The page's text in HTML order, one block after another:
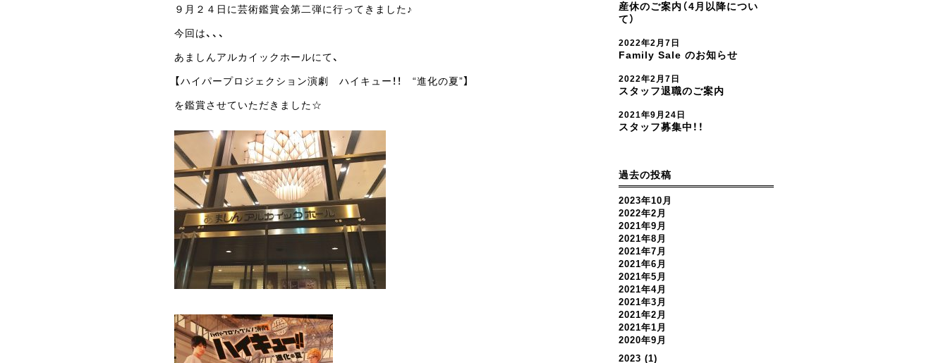
９月２４日に芸術鑑賞会第二弾に行ってきました♪
今回は、、、
あましんアルカイックホールにて、
【ハイパープロジェクション演劇 ハイキュー！！ “進化の夏”】
を鑑賞させていただきました☆
産休のご案内（4月以降につい
て）
2022年2月7日
Family Sale のお知らせ
2022年2月7日
スタッフ退職のご案内
2021年9月24日
スタッフ募集中！！
過去の投稿
2023年10月
2022年2月
2021年9月
2021年8月
2021年7月
2021年6月
2021年5月
2021年4月
2021年3月
2021年2月
2021年1月
2020年9月
2023 (1)